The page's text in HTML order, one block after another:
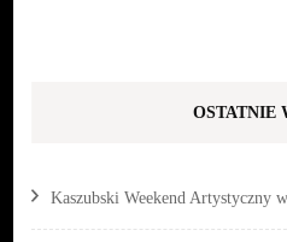
OSTATNIE
Kaszubski Weekend Artystyczny